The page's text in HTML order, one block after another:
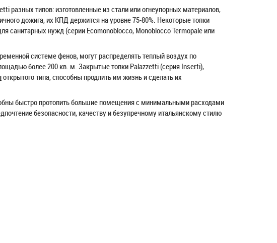
разных типов: изготовленные из стали или огнеупорных материалов,
дожига, их КПД держится на уровне 75-80%. Некоторые топки
санитарных нужд (серии Ecomonoblocco, Monoblocco Termopale или
системе фенов, могут распределять теплый воздух по
более 200 кв. м. Закрытые топки Palazzetti (серия Insеrti),
открытого типа, способны продлить им жизнь и сделать их
быстро протопить большие помещения с минимальными расходами
безопасности, качеству и безупречному итальянскому стилю